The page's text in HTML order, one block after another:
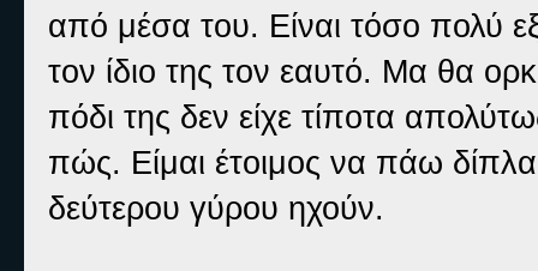
από μέσα του. Είναι τόσο πολύ
τον ίδιο της τον εαυτό. Μα θα
πόδι της δεν είχε τίποτα
πώς. Είμαι έτοιμος να πάω
δεύτερου γύρου ηχούν.